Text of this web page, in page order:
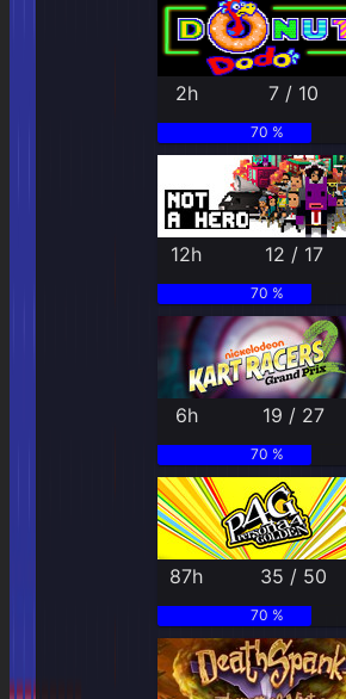
2h 7 / 10
70 %
12h 12 / 17
70 %
6h 19 / 27
70 %
87h 35 / 50
70 %